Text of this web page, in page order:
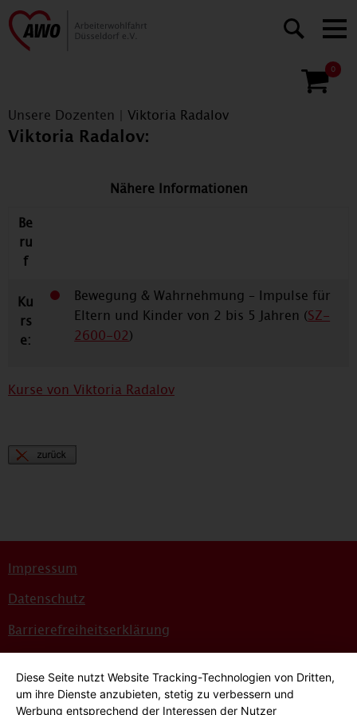
0
Unsere Dozenten Viktoria Radalov
Viktoria Radalov:
Nähere Informationen
Be
ru
f
Ku
rs
e:
Bewegung & Wahrnehmung – Impulse für
Eltern und Kinder von 2 bis 5 Jahren (SZ-
2600-02)
Kurse von Viktoria Radalov
Impressum
Datenschutz
Barrierefreiheitserklärung
Bildnachweise
Diese Seite nutzt Website Tracking-Technologien von Dritten,
um ihre Dienste anzubieten, stetig zu verbessern und
Werbung entsprechend der Interessen der Nutzer